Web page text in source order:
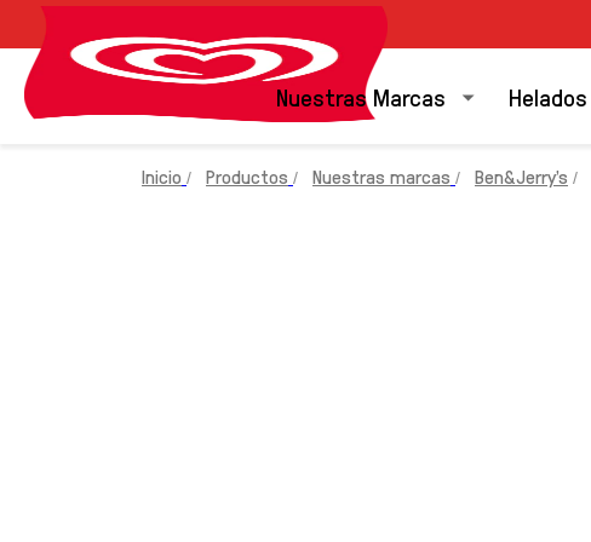
Nuestras Marcas Helados
Inicio Productos Nuestras marcas Ben&Jerry's